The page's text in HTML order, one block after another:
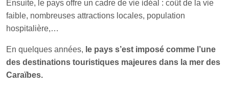
Ensuite, le pays offre un cadre de vie idéal : coût de la vie
faible, nombreuses attractions locales, population
hospitalière,…
En quelques années, le pays s’est imposé comme l’une
des destinations touristiques majeures dans la mer des
Caraïbes.